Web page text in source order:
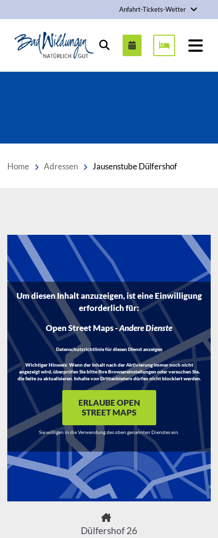
Anfahrt-Tickets-Wetter
Stadt Bad Wildungen
Suchen
Home Adressen Jausenstube Dülfershof
Um diesen Inhalt anzuzeigen, ist eine Einwilligung
erforderlich für:
Open Street Maps-Andere Dienste
Datenschutzrichtlinie für diesen Dienst anzeigen
Wichtiger Hinweis:Wenn der Inhalt nach der Aktivierung immer noch nicht
angezeigt wird, überprüfen Sie bitte Ihre Browsereinstellungen oder versuchen Sie,
die Seite zu aktualisieren. Inhalte von Drittanbietern dürfen nicht blockiert werden.
ERLAUBE OPEN
STREET MAPS
Sie willigen in die Verwendung des oben genannten Dienstes ein.
Dülfershof 26